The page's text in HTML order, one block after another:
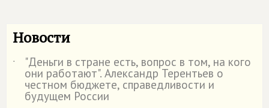
Новости
˙ "Деньги в стране есть, вопрос в том, на кого
они работают". Александр Терентьев о
честном бюджете, справедливости и
будущем России